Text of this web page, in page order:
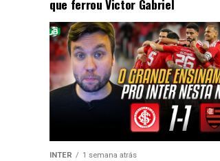
que ferrou Victor Gabriel
INTER 1 semana atrás